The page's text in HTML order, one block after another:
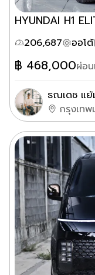
HYUNDAI H1
206,687 ออโต้
฿ 468,000ผ่อ
ธณเดช แ
กรุงเท